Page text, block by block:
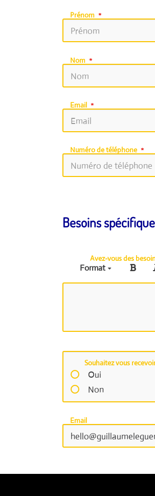
Prénom
Nom
Email
Numéro de téléphone
Besoins
Avez-vous des
Format
Souhaitez vous
Oui
Non
Email